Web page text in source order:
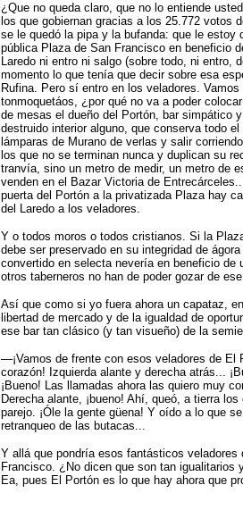
¿Que no queda claro, que no lo entiende
los que gobiernan gracias a los 25.772 votos
se le quedó la pipa y la bufanda: que le
pública Plaza de San Francisco en beneficio
Laredo ni entro ni salgo (sobre todo, ni entro,
momento lo que tenía que decir sobre esa
Rufina. Pero sí entro en los veladores.
tonmoquetáos, ¿por qué no va a poder
de mesas el dueño del Portón, bar simpático
destruido interior alguno, que conserva todo
lámparas de Murano de verlas y salir
los que no se terminan nunca y duplican su
tranvía, sino un metro de medir, un metro de
venden en el Bazar Victoria de
puerta del Portón a la privatizada Plaza hay
del Laredo a los veladores.
Y o todos moros o todos cristianos. Si la
debe ser preservado en su integridad de
convertido en selecta nevería en beneficio
otros taberneros no han de poder gozar de
Así que como si yo fuera ahora un capataz,
libertad de mercado y de la igualdad de
ese bar tan clásico (y tan visueño) de la
—¡Vamos de frente con esos veladores de El
corazón! Izquierda alante y derecha atrás...
¡Bueno! Las llamadas ahora las quiero muy
Derecha alante, ¡bueno! Ahí, queó, a tierra
parejo. ¡Óle la gente güena! Y oído a lo que
retranqueo de las butacas...
Y allá que pondría esos fantásticos
Francisco. ¿No dicen que son tan
Ea, pues El Portón es lo que hay ahora que